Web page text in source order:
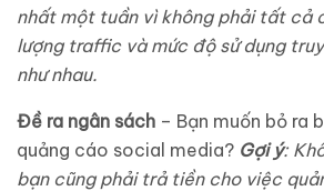
nhất một tuần vì không phải tất cả
lượng traffic và mức độ sử dụng
như nhau.
Đề ra ngân sách – Bạn muốn bỏ ra
quảng cáo social media? Gợi ý:
bạn cũng phải trả tiền cho việc